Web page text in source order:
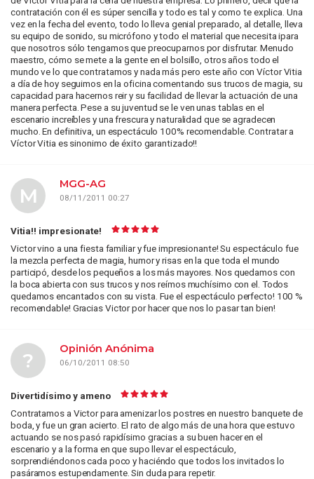
contratación con él es súper sencilla y todo es tal y como te explica. Una
vez en la fecha del evento, todo lo lleva genial preparado, al detalle, lleva
su equipo de sonido, su micrófono y todo el material que necesita ipara
que nosotros sólo tengamos que preocuparnos por disfrutar. Menudo
maestro, cómo se mete a la gente en el bolsillo, otros años todo el
mundo ve lo que contratamos y nada más pero este año con Víctor Vitia
a día de hoy seguimos en la oficina comentando sus trucos de magia, su
capacidad para hacernos reir y su facilidad de llevar la actuación de una
manera perfecta. Pese a su juventud se le ven unas tablas en el
escenario increíbles y una frescura y naturalidad que se agradecen
mucho. En definitiva, un espectáculo 100% recomendable. Contratar a
Víctor Vitia es sinonimo de éxito garantizado!!
MGG-AG
08/11/2011 00:27
M
Vitia!! impresionate!
Victor vino a una fiesta familiar y fue impresionante! Su espectáculo fue
la mezcla perfecta de magia, humor y risas en la que toda el mundo
participó, desde los pequeños a los más mayores. Nos quedamos con
la boca abierta con sus trucos y nos reímos muchísimo con el. Todos
quedamos encantados con su vista. Fue el espectáculo perfecto! 100 %
recomendable! Gracias Victor por hacer que nos lo pasar tan bien!
Opinión Anónima
06/10/2011 08:50
?
Divertidísimo y ameno
Contratamos a Victor para amenizar los postres en nuestro banquete de
boda, y fue un gran acierto. El rato de algo más de una hora que estuvo
actuando se nos pasó rapidísimo gracias a su buen hacer en el
escenario y a la forma en que supo llevar el espectáculo,
sorprendiéndonos cada poco y haciéndo que todos los invitados lo
pasáramos estupendamente. Sin duda para repetir.